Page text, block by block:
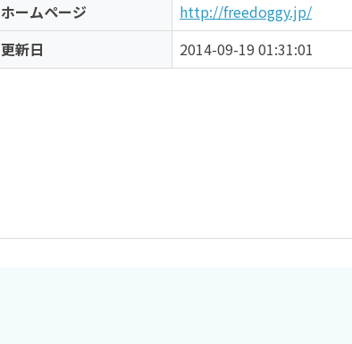
ホームページ
http://freedoggy.jp/
更新日
2014-09-19 01:31:01